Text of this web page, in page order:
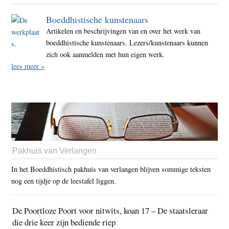
Boeddhistische kunstenaars
Artikelen en beschrijvingen van en over het werk van
boeddhistische kunstenaars. Lezers/kunstenaars kunnen
zich ook aanmelden met hun eigen werk.
lees meer »
Pakhuis van Verlangen
In het Boeddhistisch pakhuis van verlangen blijven sommige teksten
nog een tijdje op de leestafel liggen.
De Poortloze Poort voor nitwits, koan 17 – De staatsleraar
die drie keer zijn bediende riep